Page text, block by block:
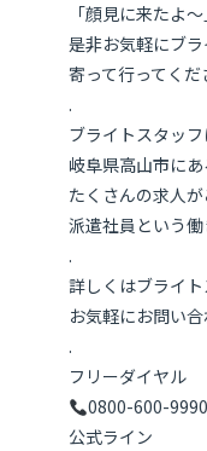
「顔見に来たよ
是非お気軽にブ
寄って行ってくだ
.
ブライトスタッ
岐阜県高山市に
たくさんの求人
派遣社員という
.
詳しくはブライ
お気軽にお問い
.
フリーダイヤル
0800-600-9990
公式ライン